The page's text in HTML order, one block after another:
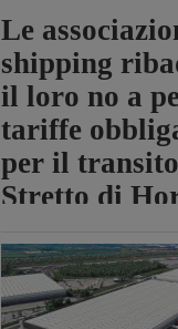
Le
shipping
il loro no a
tariffe
per il
Stretto di